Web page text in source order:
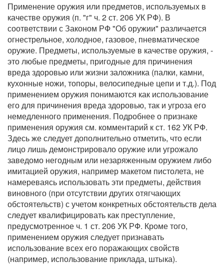
Применение оружия или предметов, используемых в
качестве оружия (п. "г" ч. 2 ст. 206 УК РФ). В
соответствии с Законом РФ "Об оружии" различается
огнестрельное, холодное, газовое, пневматическое
оружие. Предметы, используемые в качестве оружия, -
это любые предметы, пригодные для причинения
вреда здоровью или жизни заложника (палки, камни,
кухонные ножи, топоры, велосипедные цепи и т.д.). Под
применением оружия понимаются как использование
его для причинения вреда здоровью, так и угроза его
немедленного применения. Подробнее о признаке
применения оружия см. комментарий к ст. 162 УК РФ.
Здесь же следует дополнительно отметить, что если
лицо лишь демонстрировало оружие или угрожало
заведомо негодным или незаряженным оружием либо
имитацией оружия, например макетом пистолета, не
намереваясь использовать эти предметы, действия
виновного (при отсутствии других отягчающих
обстоятельств) с учетом конкретных обстоятельств дела
следует квалифицировать как преступление,
предусмотренное ч. 1 ст. 206 УК РФ. Кроме того,
применением оружия следует признавать
использование всех его поражающих свойств
(например, использование приклада, штыка).